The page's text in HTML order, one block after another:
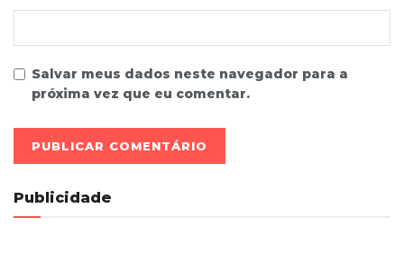
Salvar meus dados neste navegador para a
próxima vez que eu comentar.
Publicidade